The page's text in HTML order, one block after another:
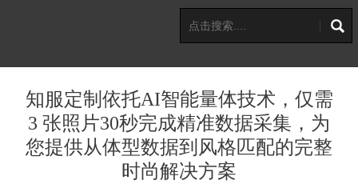
知服定制依托AI智能量体技术，仅需
3 张照片30秒完成精准数据采集，为
您提供从体型数据到风格匹配的完整
时尚解决方案